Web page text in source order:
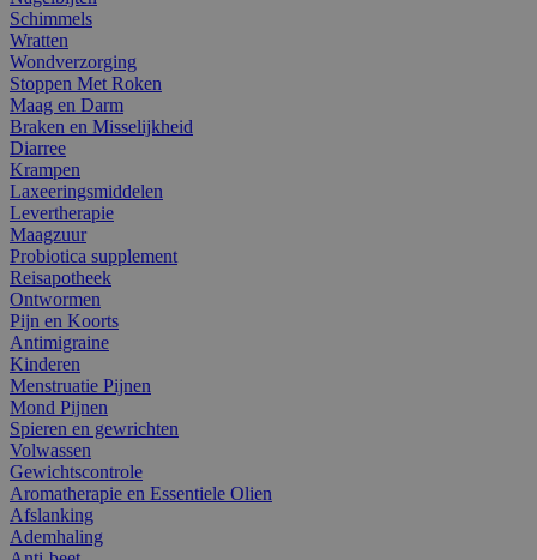
Schimmels
Wratten
Wondverzorging
Stoppen Met Roken
Maag en Darm
Braken en Misselijkheid
Diarree
Krampen
Laxeeringsmiddelen
Levertherapie
Maagzuur
Probiotica supplement
Reisapotheek
Ontwormen
Pijn en Koorts
Antimigraine
Kinderen
Menstruatie Pijnen
Mond Pijnen
Spieren en gewrichten
Volwassen
Gewichtscontrole
Aromatherapie en Essentiele Olien
Afslanking
Ademhaling